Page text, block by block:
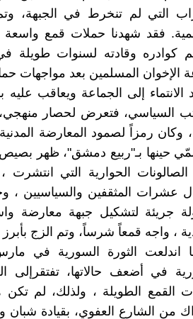
التي لم تنخرط في الجبهة،
فقد شهدنا حملات قمع
كوادره وقادته لسنوات طويلة
الانتماء إلى الجماعة ويعاقب
السياسي، فتعرض لحصار
وكان رمزاً لصمود المعارضة
حينها بـ"ربيع دمشق"، ظهر
الصالونات الحوارية التي
جريئة لتشكيل جبهة معارضة
، واجه قمعاً شرساً، وتم الزج
في أضعف حالاتها، تفتقرإلى
القمع الطويلة ، ولذلك، لم
من الشارع العفوي، بقيادة شبان